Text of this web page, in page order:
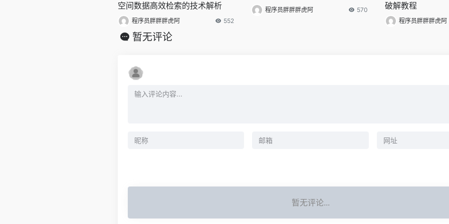
空间数据高效检索的技术解析
程序员胖胖胖虎阿 552
程序员胖胖胖虎阿 570 破解教程
程序员胖胖胖虎阿
暂无评论
暂无评论...